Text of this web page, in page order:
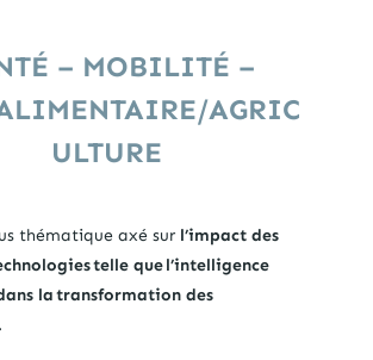
– MOBILITÉ –
AGRIC
ULTURE
thématique axé sur l’impact des
telle que l’intelligence
la transformation des